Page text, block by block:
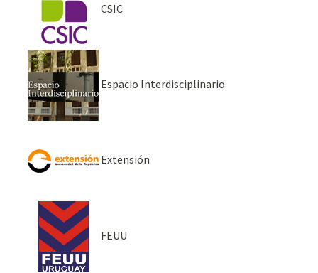
CSIC
Espacio Interdisciplinario
Extensión
FEUU